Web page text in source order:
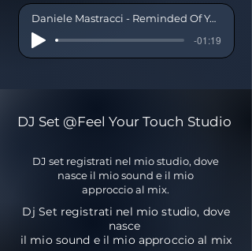
Daniele Mastracci - Reminded Of You Preview
-01:19
DJ Set @Feel Your Touch Studio
DJ set registrati nel mio studio, dove
nasce il mio sound e il mio
approccio al mix.
Dj Set registrati nel mio studio, dove
nasce
il mio sound e il mio approccio al mix